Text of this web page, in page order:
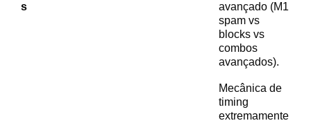
s
avançado (M1
spam vs
blocks vs
combos
avançados).
Mecânica de
timing
extremamente